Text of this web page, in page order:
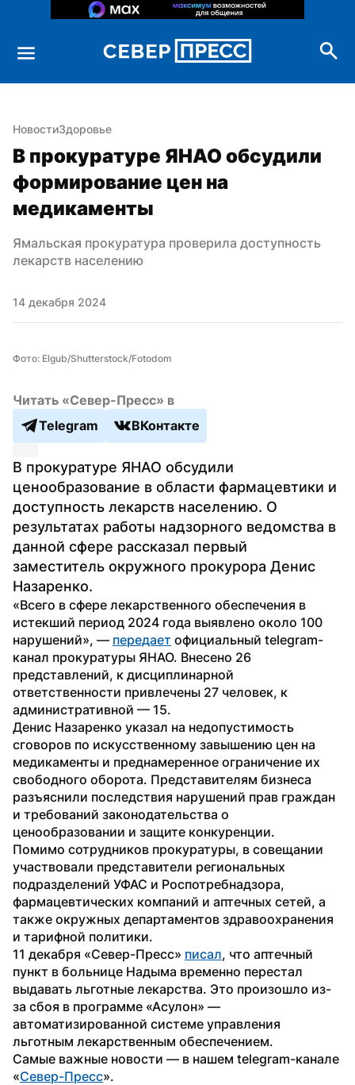
НовостиЗдоровье
В прокуратуре ЯНАО обсудили
формирование цен на
медикаменты
Ямальская прокуратура проверила доступность
лекарств населению
14 декабря 2024
Фото: Elgub/Shutterstock/Fotodom
Читать «Север-Пресс» в
Telegram
ВКонтакте
В прокуратуре ЯНАО обсудили
ценообразование в области фармацевтики и
доступность лекарств населению. О
результатах работы надзорного ведомства в
данной сфере рассказал первый
заместитель окружного прокурора Денис
Назаренко.
«Всего в сфере лекарственного обеспечения в
истекший период 2024 года выявлено около 100
нарушений», — передает официальный telegram-
канал прокуратуры ЯНАО. Внесено 26
представлений, к дисциплинарной
ответственности привлечены 27 человек, к
административной — 15.
Денис Назаренко указал на недопустимость
сговоров по искусственному завышению цен на
медикаменты и преднамеренное ограничение их
свободного оборота. Представителям бизнеса
разъяснили последствия нарушений прав граждан
и требований законодательства о
ценообразовании и защите конкуренции.
Помимо сотрудников прокуратуры, в совещании
участвовали представители региональных
подразделений УФАС и Роспотребнадзора,
фармацевтических компаний и аптечных сетей, а
также окружных департаментов здравоохранения
и тарифной политики.
11 декабря «Север-Пресс» писал, что аптечный
пункт в больнице Надыма временно перестал
выдавать льготные лекарства. Это произошло из-
за сбоя в программе «Асулон» —
автоматизированной системе управления
льготным лекарственным обеспечением.
Самые важные новости — в нашем telegram-канале
«Север-Пресс».